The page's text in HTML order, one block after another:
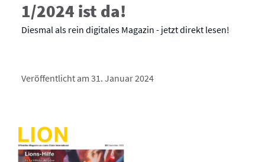
1/2024 ist da!
Diesmal als rein digitales Magazin - jetzt direkt lesen!
Veröffentlicht am 31. Januar 2024